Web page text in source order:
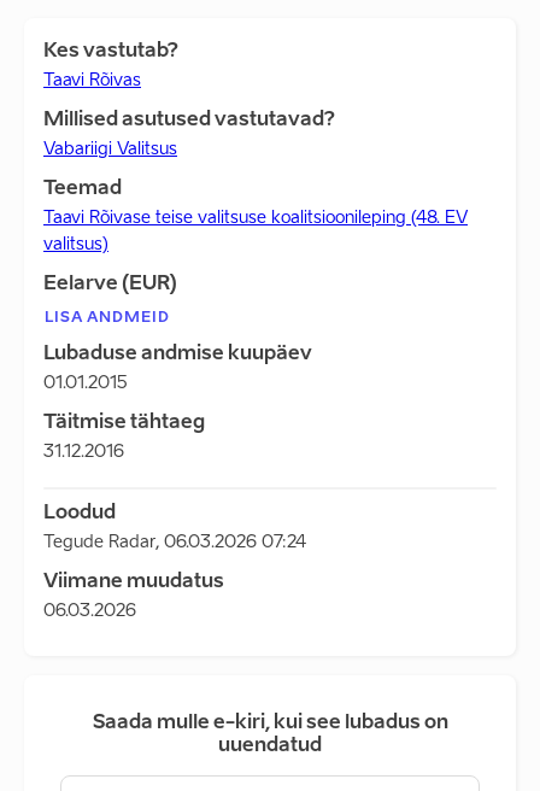
Kes vastutab?
Taavi Rõivas
Millised asutused vastutavad?
Vabariigi Valitsus
Teemad
Taavi Rõivase teise valitsuse koalitsioonileping (48. EV
valitsus)
Eelarve (EUR)
LISA ANDMEID
Lubaduse andmise kuupäev
01.01.2015
Täitmise tähtaeg
31.12.2016
Loodud
Tegude Radar, 06.03.2026 07:24
Viimane muudatus
06.03.2026
Saada mulle e-kiri, kui see lubadus on
uuendatud